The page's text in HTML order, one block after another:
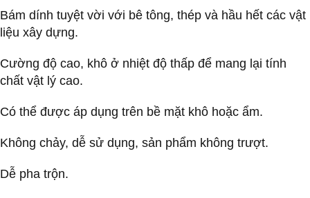
Bám dính tuyệt vời với bê tông, thép và hầu hết các vật
liệu xây dựng.
Cường độ cao, khô ở nhiệt độ thấp để mang lại tính
chất vật lý cao.
Có thể được áp dụng trên bề mặt khô hoặc ẩm.
Không chảy, dễ sử dụng, sản phẩm không trượt.
Dễ pha trộn.